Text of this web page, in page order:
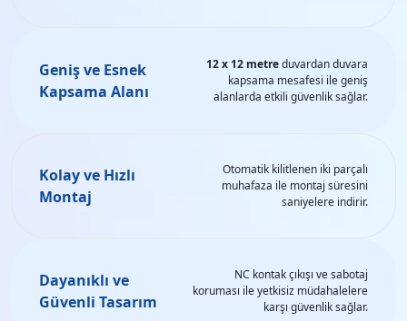
Geniş ve Esnek
Kapsama Alanı
12 x 12 metreduvardan duvara
kapsama mesafesi ile geniş
alanlarda etkili güvenlik sağlar.
Kolay ve Hızlı
Montaj
Otomatik kilitlenen iki parçalı
muhafaza ile montaj süresini
saniyelere indirir.
Dayanıklı ve
Güvenli Tasarım
NC kontak çıkışı ve sabotaj
koruması ile yetkisiz müdahalelere
karşı güvenlik sağlar.